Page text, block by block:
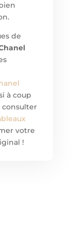
de
à coup
consulter
votre
!